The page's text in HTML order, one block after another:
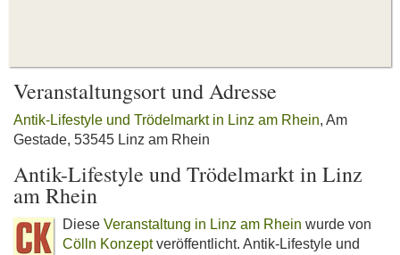
Veranstaltungsort und Adresse
Antik-Lifestyle und Trödelmarkt in Linz am Rhein, Am
Gestade, 53545 Linz am Rhein
Antik-Lifestyle und Trödelmarkt in Linz
am Rhein
Diese Veranstaltung in Linz am Rhein wurde von
Cölln Konzeptveröffentlicht. Antik-Lifestyle und